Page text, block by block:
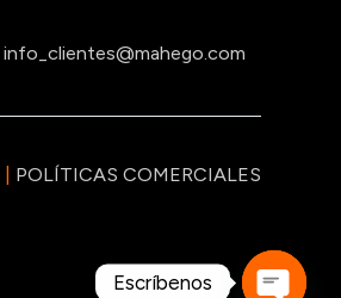
info_clientes@mahego.com
POLÍTICAS COMERCIALES
Escríbenos